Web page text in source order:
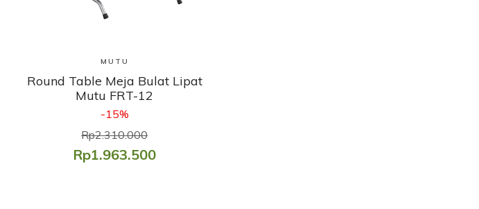
Lihat Produk
MUTU
Round Table Meja Bulat Lipat
Mutu FRT-12
-15%
Rp2.310.000
Rp1.963.500